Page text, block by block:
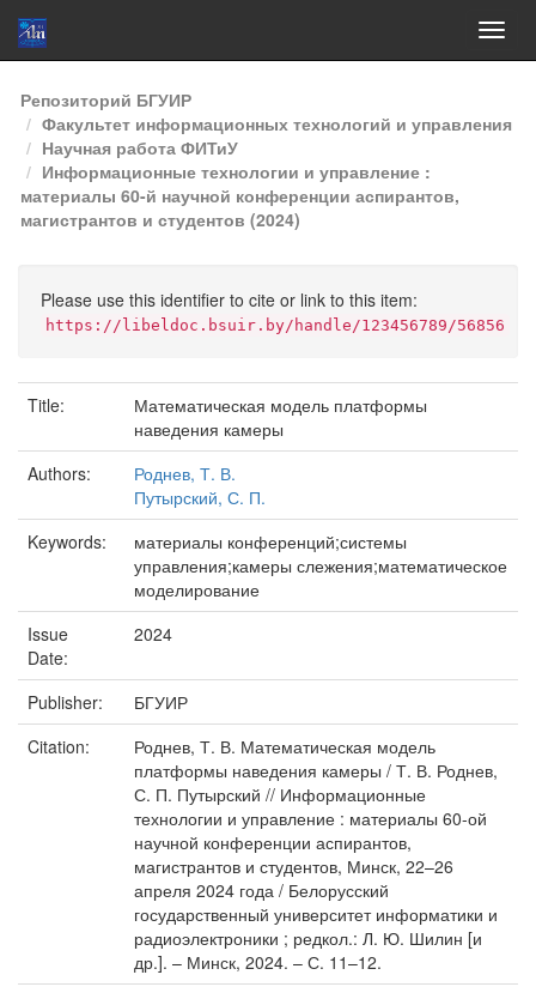
Skip
navigation
Репозиторий БГУИР
Факультет информационных технологий и управления
Научная работа ФИТиУ
Информационные технологии и управление :
материалы 60-й научной конференции аспирантов,
магистрантов и студентов (2024)
Please use this identifier to cite or link to this item:
https://libeldoc.bsuir.by/handle/123456789/56856
Title:
Математическая модель платформы
наведения камеры
Authors:
Роднев, Т. В.
Путырский, С. П.
Keywords:
материалы конференций;системы
управления;камеры слежения;математическое
моделирование
Issue
Date:
2024
Publisher:
БГУИР
Citation:
Роднев, Т. В. Математическая модель
платформы наведения камеры / Т. В. Роднев,
С. П. Путырский // Информационные
технологии и управление : материалы 60-ой
научной конференции аспирантов,
магистрантов и студентов, Минск, 22–26
апреля 2024 года / Белорусский
государственный университет информатики и
радиоэлектроники ; редкол.: Л. Ю. Шилин [и
др.]. – Минск, 2024. – С. 11–12.